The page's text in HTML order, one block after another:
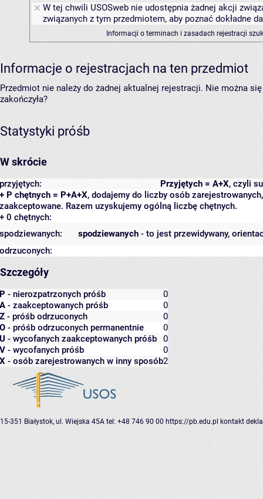
W tej chwili USOSweb nie udostępnia żadnej akcji
związanych z tym przedmiotem, aby poznać dokładne
Informacji o terminach i zasadach rejestracji
Informacje o rejestracjach na ten przedmiot
Przedmiot nie należy do żadnej aktualnej rejestracji. Nie można
zakończyła?
Statystyki próśb
W skrócie
Przyjętych = A+X, czyli
przyjętych:
+ P chętnych = P+A+X, dodajemy do liczby osób
zaakceptowane. Razem uzyskujemy ogólną liczbę chętnych.
+ 0 chętnych:
spodziewanych - to jest przewidywany,
spodziewanych:
odrzuconych:
Szczegóły
P - nierozpatrzonych próśb
0
A - zaakceptowanych próśb
0
Z - próśb odrzuconych
0
O - próśb odrzuconych permanentnie
0
U - wycofanych zaakceptowanych próśb
0
V - wycofanych próśb
0
X - osób zarejestrowanych w inny sposób2
15-351 Białystok, ul. Wiejska 45A tel: +48 746 90 00 https://pb.edu.pl kontakt